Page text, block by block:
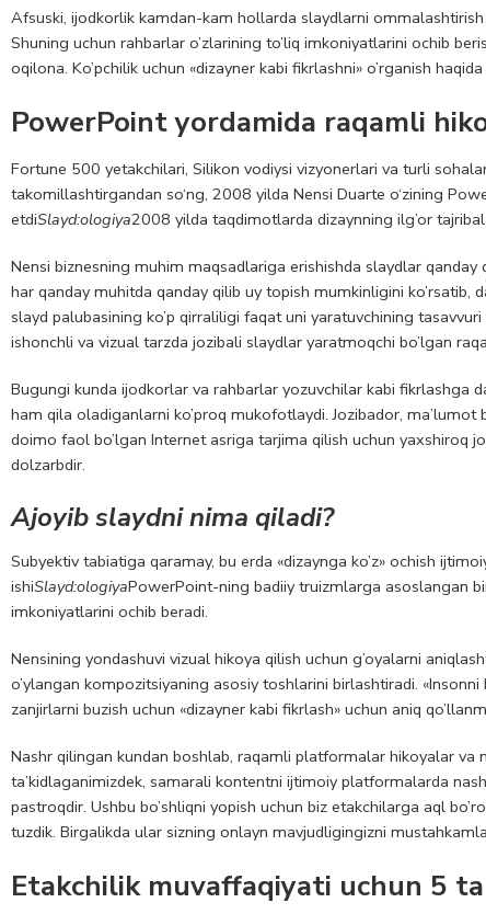
Afsuski, ijodkorlik kamdan-kam hollarda slaydlarni
Shuning uchun rahbarlar o’zlarining to’liq imkoniyatlarini ochib
oqilona. Ko’pchilik uchun «dizayner kabi fikrlashni» o’rganish
PowerPoint yordamida raqamli
Fortune 500 yetakchilari, Silikon vodiysi vizyonerlari va turli
takomillashtirgandan so‘ng, 2008 yilda Nensi Duarte o‘zining
etdiSlayd:ologiya2008 yilda taqdimotlarda dizaynning ilg’or
Nensi biznesning muhim maqsadlariga erishishda slaydlar
har qanday muhitda qanday qilib uy topish mumkinligini ko’rsatib,
slayd palubasining ko’p qirraliligi faqat uni yaratuvchining
ishonchli va vizual tarzda jozibali slaydlar yaratmoqchi bo’lgan
Bugungi kunda ijodkorlar va rahbarlar yozuvchilar kabi fikrlashga
ham qila oladiganlarni ko’proq mukofotlaydi. Jozibador,
doimo faol bo’lgan Internet asriga tarjima qilish uchun yaxshiroq
dolzarbdir.
Ajoyib slaydni nima qiladi?
Subyektiv tabiatiga qaramay, bu erda «dizaynga ko’z» ochish
ishiSlayd:ologiyaPowerPoint-ning badiiy truizmlarga asoslangan
imkoniyatlarini ochib beradi.
Nensining yondashuvi vizual hikoya qilish uchun g’oyalarni
o’ylangan kompozitsiyaning asosiy toshlarini birlashtiradi. «Insonni
zanjirlarni buzish uchun «dizayner kabi fikrlash» uchun aniq
Nashr qilingan kundan boshlab, raqamli platformalar hikoyalar
ta’kidlaganimizdek, samarali kontentni ijtimoiy platformalarda
pastroqdir. Ushbu bo’shliqni yopish uchun biz etakchilarga aql
tuzdik. Birgalikda ular sizning onlayn mavjudligingizni
Etakchilik muvaffaqiyati uchun 5